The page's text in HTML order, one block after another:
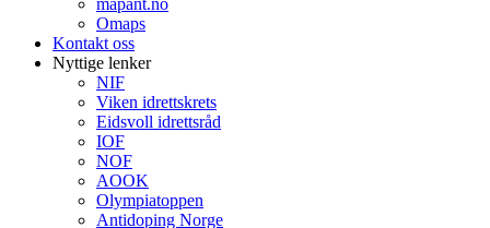
mapant.no
Omaps
Kontakt oss
Nyttige lenker
NIF
Viken idrettskrets
Eidsvoll idrettsråd
IOF
NOF
AOOK
Olympiatoppen
Antidoping Norge